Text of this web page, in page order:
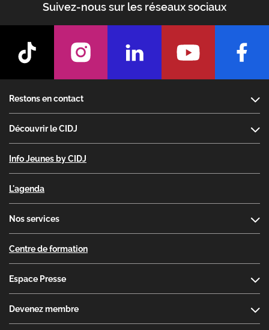
Suivez-nous sur les réseaux sociaux
Restons en contact
Découvrir le CIDJ
Info Jeunes by CIDJ
L'agenda
Nos services
Centre de formation
Espace Presse
Devenez membre